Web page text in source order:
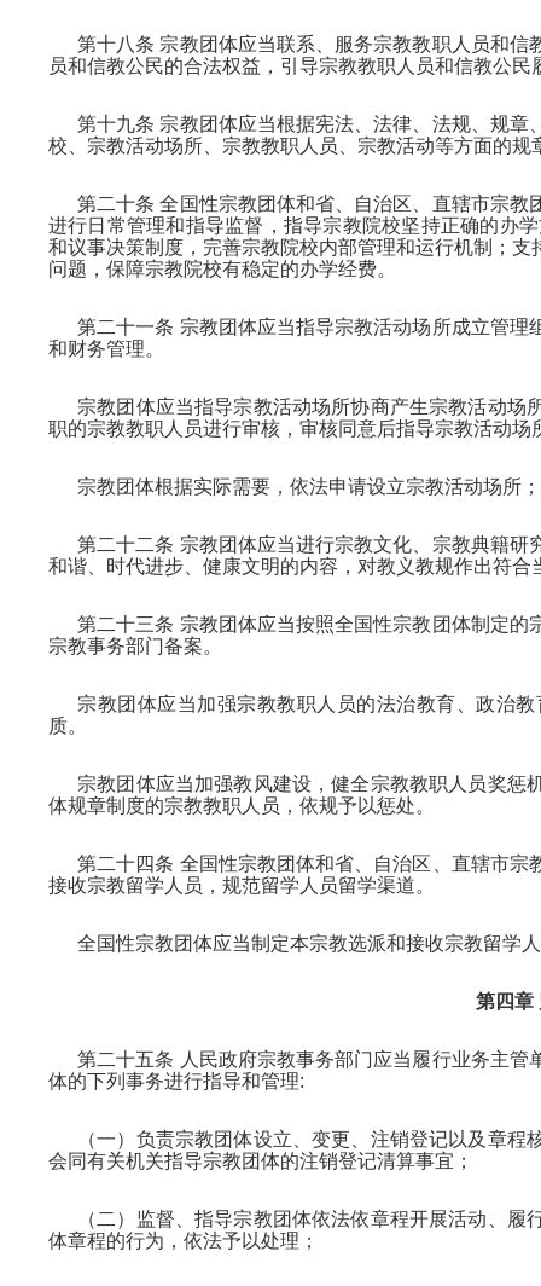
第十八条 宗教团体应当联系、服务宗教教职人员和
员和信教公民的合法权益，引导宗教教职人员和信教公民
第十九条 宗教团体应当根据宪法、法律、法规、规
校、宗教活动场所、宗教教职人员、宗教活动等方面的规
第二十条 全国性宗教团体和省、自治区、直辖市宗
进行日常管理和指导监督，指导宗教院校坚持正确的办
和议事决策制度，完善宗教院校内部管理和运行机制；
问题，保障宗教院校有稳定的办学经费。
第二十一条 宗教团体应当指导宗教活动场所成立管
和财务管理。
宗教团体应当指导宗教活动场所协商产生宗教活动
职的宗教教职人员进行审核，审核同意后指导宗教活动
宗教团体根据实际需要，依法申请设立宗教活动场所
第二十二条 宗教团体应当进行宗教文化、宗教典籍
和谐、时代进步、健康文明的内容，对教义教规作出符
第二十三条 宗教团体应当按照全国性宗教团体制定
宗教事务部门备案。
宗教团体应当加强宗教教职人员的法治教育、政治
质。
宗教团体应当加强教风建设，健全宗教教职人员奖
体规章制度的宗教教职人员，依规予以惩处。
第二十四条 全国性宗教团体和省、自治区、直辖市
接收宗教留学人员，规范留学人员留学渠道。
全国性宗教团体应当制定本宗教选派和接收宗教留学
第四章
第二十五条 人民政府宗教事务部门应当履行业务主
体的下列事务进行指导和管理:
（一）负责宗教团体设立、变更、注销登记以及章
会同有关机关指导宗教团体的注销登记清算事宜；
（二）监督、指导宗教团体依法依章程开展活动、
体章程的行为，依法予以处理；